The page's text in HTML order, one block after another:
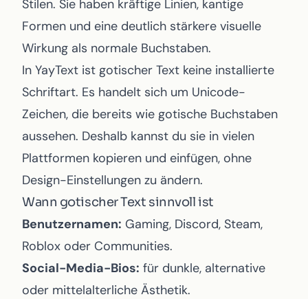
Stilen. Sie haben kräftige Linien, kantige
Formen und eine deutlich stärkere visuelle
Wirkung als normale Buchstaben.
In YayText ist gotischer Text keine installierte
Schriftart. Es handelt sich um Unicode-
Zeichen, die bereits wie gotische Buchstaben
aussehen. Deshalb kannst du sie in vielen
Plattformen kopieren und einfügen, ohne
Design-Einstellungen zu ändern.
Wann gotischer Text sinnvoll ist
Benutzernamen: Gaming, Discord, Steam,
Roblox oder Communities.
Social-Media-Bios: für dunkle, alternative
oder mittelalterliche Ästhetik.